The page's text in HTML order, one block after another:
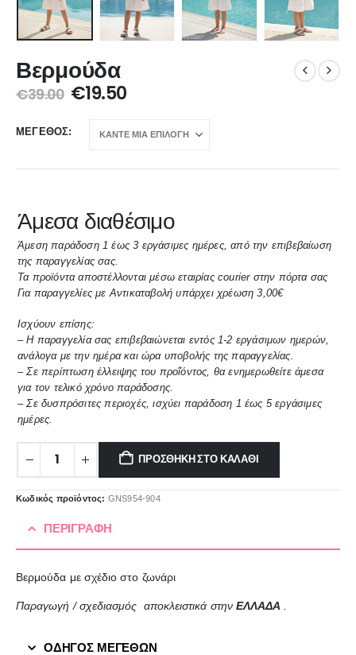
Βερμούδα
€39.00 €19.50
ΜΈΓΕΘΟΣ
Άμεσα διαθέσιμο
Άμεση παράδοση 1 έως 3 εργάσιμες ημέρες, από την επιβεβαίωση
της παραγγελίας σας.
Τα προϊόντα αποστέλλονται μέσω εταιρίας courier στην πόρτα σας
Για παραγγελίες με Αντικαταβολή υπάρχει χρέωση 3,00€
Ισχύουν επίσης:
– Η παραγγελία σας επιβεβαιώνεται εντός 1-2 εργάσιμων ημερών,
ανάλογα με την ημέρα και ώρα υποβολής της παραγγελίας.
– Σε περίπτωση έλλειψης του προΐόντος, θα ενημερωθείτε άμεσα
για τον τελικό χρόνο παράδοσης.
– Σε δυσπρόσιτες περιοχές, ισχύει παράδοση 1 έως 5 εργάσιμες
ημέρες.
ΠΡΟΣΘΉΚΗ ΣΤΟ ΚΑΛΆΘΙ
Κωδικός προϊόντος: GNS954-904
ΠΕΡΙΓΡΑΦΉ
Βερμούδα με σχέδιο στο ζωνάρι
Παραγωγή / σχεδιασμός αποκλειστικά στην ΕΛΛΑΔΑ .
ΟΔΗΓΟΣ ΜΕΓΕΘΩΝ